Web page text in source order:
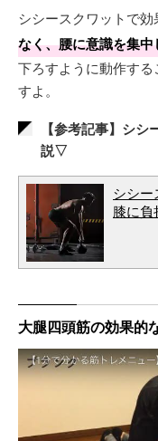
シシースクワットで効
なく、腰に意識を集
下ろすように動作す
すよ。
【参考記事】シ
説▽
シシー
膝に負
大腿四頭筋の効果的